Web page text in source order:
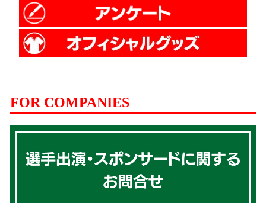
FOR COMPANIES